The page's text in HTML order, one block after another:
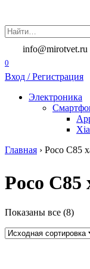
содержанию
Search
for:
info@mirotvet.ru
0
Вход / Регистрация
Электроника
Главная › Poco C85
Poco
Показаны все (8)